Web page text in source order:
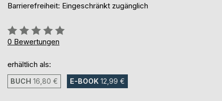
Barrierefreiheit: Eingeschränkt zugänglich
Bewertung::
0%
0 Bewertungen
erhältlich als:
BUCH 16,80 € E-BOOK 12,99 €